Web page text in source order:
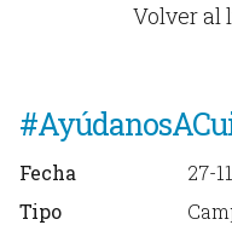
Volver al
Fecha
27-
Tipo